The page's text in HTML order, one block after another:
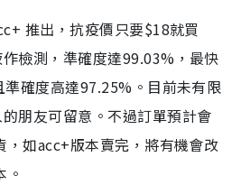
推出，抗疫價只要$18就買
檢測，準確度達99.03%，最快
確度高達97.25%。目前未有限
朋友可留意。不過訂單預計會
，如acc+版本賣完，將有機會改
。